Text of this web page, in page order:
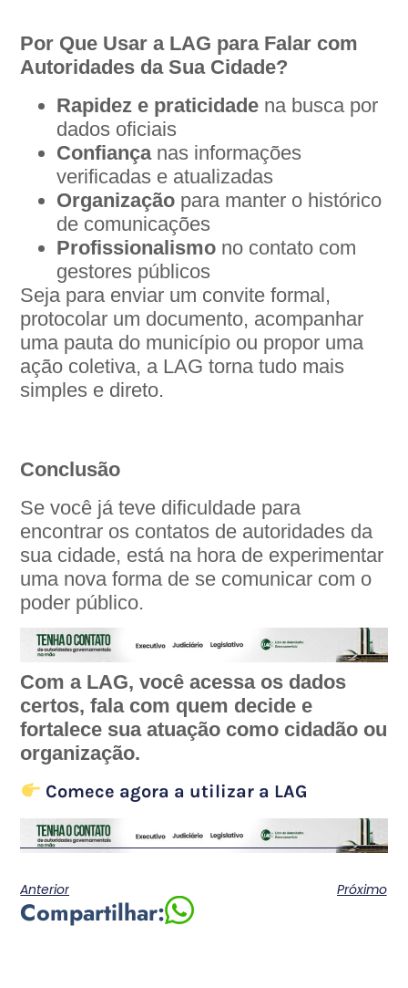
Por Que Usar a LAG para Falar com
Autoridades da Sua Cidade?
Rapidez e praticidade na busca por
dados oficiais
Confiançanas informações
verificadas e atualizadas
Organização para manter o histórico
de comunicações
Profissionalismo no contato com
gestores públicos
Seja para enviar um convite formal,
protocolar um documento, acompanhar
uma pauta do município ou propor uma
ação coletiva, a LAG torna tudo mais
simples e direto.
Conclusão
Se você já teve dificuldade para
encontrar os contatos de autoridades da
sua cidade, está na hora de experimentar
uma nova forma de se comunicar com o
poder público.
Com a LAG, você acessa os dados
certos, fala com quem decide e
fortalece sua atuação como cidadão ou
organização.
Comece agora a utilizar a LAG
Anterior Próximo
Compartilhar: